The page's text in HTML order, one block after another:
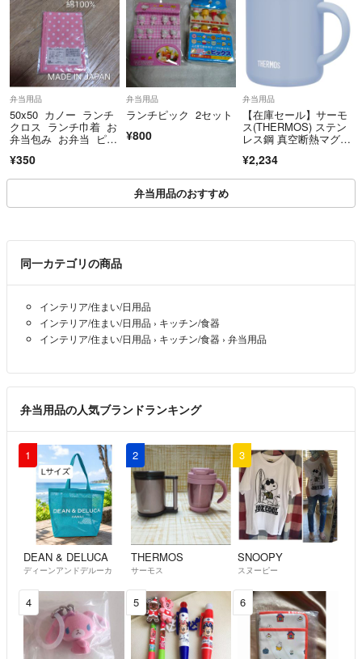
弁当用品
50x50 カノー ランチ
クロス ランチ巾着 お
弁当包み お弁当 ピン
¥350
弁当用品
ランチピック 2セット
¥800
弁当用品
【在庫セール】サーモ
ス(THERMOS) ステン
レス鋼 真空断熱マグカ
¥2,234
弁当用品のおすすめ
同一カテゴリの商品
インテリア/住まい/日用品
インテリア/住まい/日用品 › キッチン/食器
インテリア/住まい/日用品 › キッチン/食器 › 弁当用品
弁当用品の人気ブランドランキング
1
DEAN & DELUCA
ディーンアンドデルーカ
2
THERMOS
サーモス
3
SNOOPY
スヌーピー
4 5 6